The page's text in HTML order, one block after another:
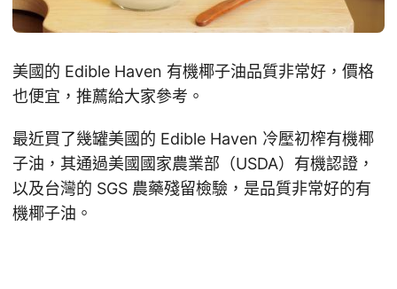
美國的 Edible Haven 有機椰子油品質非常好，價格
也便宜，推薦給大家參考。
最近買了幾罐美國的 Edible Haven 冷壓初榨有機椰
子油，其通過美國國家農業部（USDA）有機認證，
以及台灣的 SGS 農藥殘留檢驗，是品質非常好的有
機椰子油。